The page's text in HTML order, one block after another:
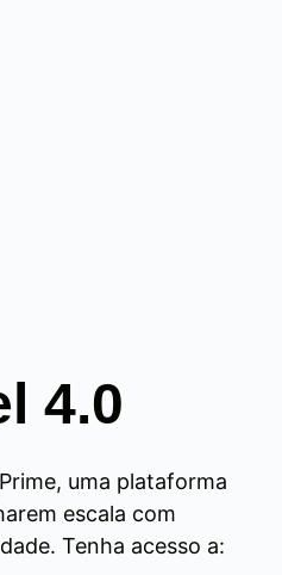
4.0
uma plataforma
escala com
Tenha acesso a: